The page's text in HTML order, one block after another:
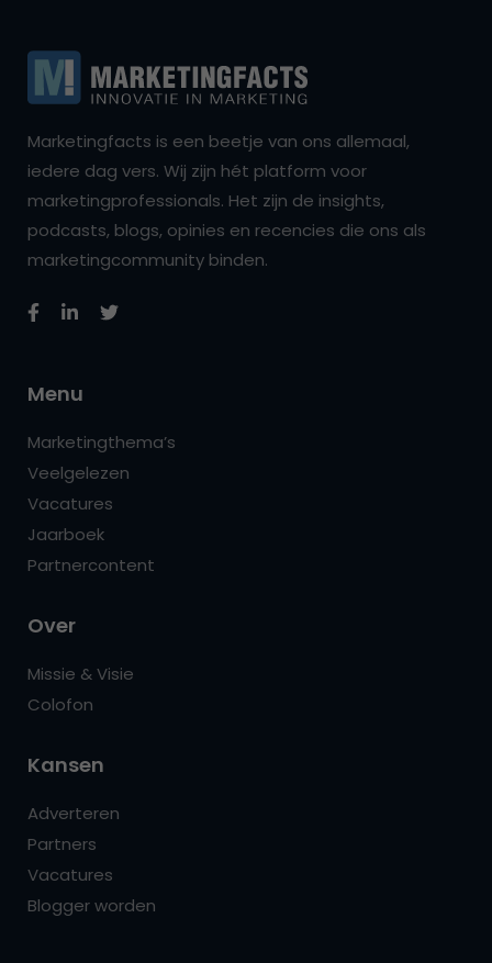
Marketingfacts is een beetje van ons allemaal,
iedere dag vers. Wij zijn hét platform voor
marketingprofessionals. Het zijn de insights,
podcasts, blogs, opinies en recencies die ons als
marketingcommunity binden.
Menu
Marketingthema’s
Veelgelezen
Vacatures
Jaarboek
Partnercontent
Over
Missie & Visie
Colofon
Kansen
Adverteren
Partners
Vacatures
Blogger worden